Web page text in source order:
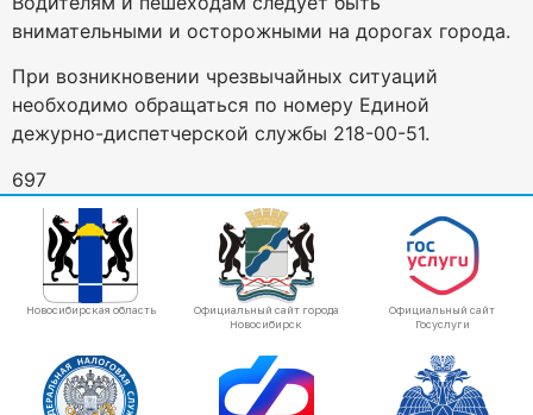
внимательными и осторожными на дорогах города.
При возникновении чрезвычайных ситуаций
необходимо обращаться по номеру Единой
дежурно-диспетчерской службы 218-00-51.
697
Новосибирская область
Официальный сайт города
Новосибирск
Официальный сайт
Госуслуги